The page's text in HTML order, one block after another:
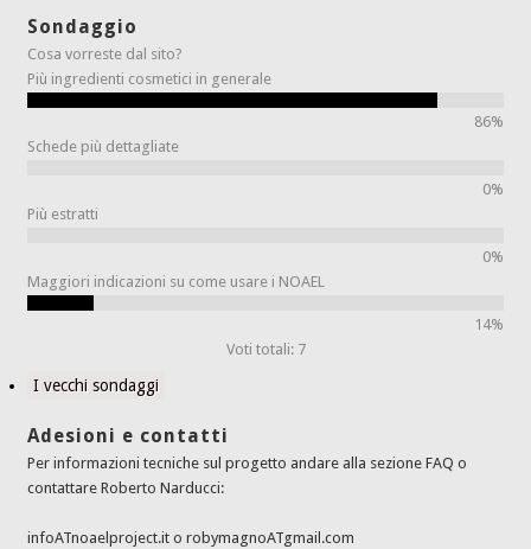
Sondaggio
Cosa vorreste dal sito?
Più ingredienti cosmetici in generale
86%
Schede più dettagliate
0%
Più estratti
0%
Maggiori indicazioni su come usare i NOAEL
14%
Voti totali: 7
I vecchi sondaggi
Adesioni e contatti
Per informazioni tecniche sul progetto andare alla sezione FAQ o
contattare Roberto Narducci:
infoATnoaelproject.it o robymagnoATgmail.com